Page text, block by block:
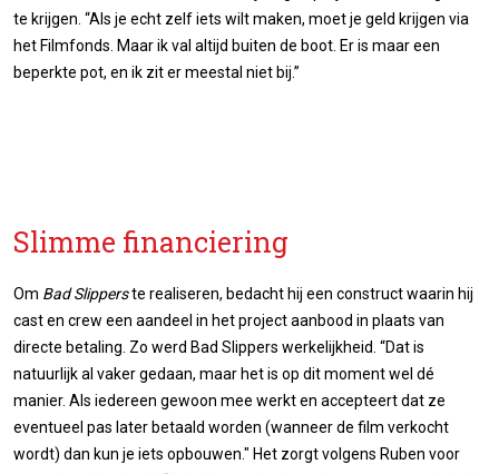
te krijgen. “Als je echt zelf iets wilt maken, moet je geld krijgen via
het Filmfonds. Maar ik val altijd buiten de boot. Er is maar een
beperkte pot, en ik zit er meestal niet bij.”
Slimme financiering
Om Bad Slipperste realiseren, bedacht hij een construct waarin hij
cast en crew een aandeel in het project aanbood in plaats van
directe betaling. Zo werd Bad Slippers werkelijkheid. “Dat is
natuurlijk al vaker gedaan, maar het is op dit moment wel dé
manier. Als iedereen gewoon mee werkt en accepteert dat ze
eventueel pas later betaald worden (wanneer de film verkocht
wordt) dan kun je iets opbouwen." Het zorgt volgens Ruben voor